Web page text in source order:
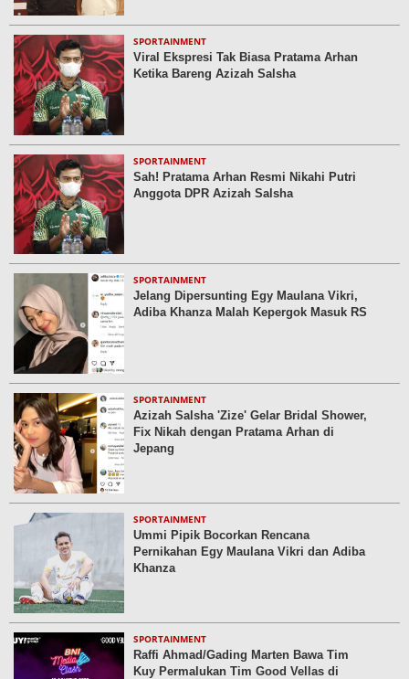
SPORTAINMENT
Viral Ekspresi Tak Biasa Pratama Arhan
Ketika Bareng Azizah Salsha
SPORTAINMENT
Sah! Pratama Arhan Resmi Nikahi Putri
Anggota DPR Azizah Salsha
SPORTAINMENT
Jelang Dipersunting Egy Maulana Vikri,
Adiba Khanza Malah Kepergok Masuk RS
SPORTAINMENT
Azizah Salsha 'Zize' Gelar Bridal Shower,
Fix Nikah dengan Pratama Arhan di
Jepang
SPORTAINMENT
Ummi Pipik Bocorkan Rencana
Pernikahan Egy Maulana Vikri dan Adiba
Khanza
SPORTAINMENT
Raffi Ahmad/Gading Marten Bawa Tim
Kuy Permalukan Tim Good Vellas di